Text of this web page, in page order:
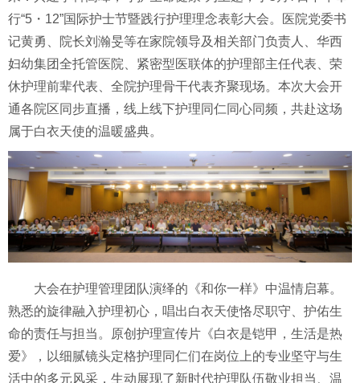
行“5・12”国际护士节暨践行护理理念表彰大会。医院党委书
记黄勇、院长刘瀚旻等在家院领导及相关部门负责人、华西
妇幼集团全托管医院、紧密型医联体的护理部主任代表、荣
休护理前辈代表、全院护理骨干代表齐聚现场。本次大会开
通各院区同步直播，线上线下护理同仁同心同频，共赴这场
属于白衣天使的温暖盛典。
大会在护理管理团队演绎的《和你一样》中温情启幕。
熟悉的旋律融入护理初心，唱出白衣天使恪尽职守、护佑生
命的责任与担当。原创护理宣传片《白衣是铠甲，生活是热
爱》，以细腻镜头定格护理同仁们在岗位上的专业坚守与生
活中的多元风采，生动展现了新时代护理队伍敬业担当、温